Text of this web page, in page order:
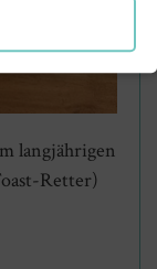
langjährigen
Retter)